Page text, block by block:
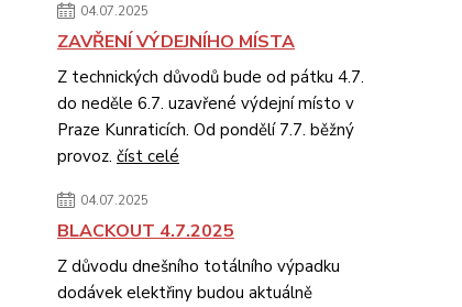
04.07.2025
ZAVŘENÍ VÝDEJNÍHO MÍSTA
Z technických důvodů bude od pátku 4.7.
do neděle 6.7. uzavřené výdejní místo v
Praze Kunraticích. Od pondělí 7.7. běžný
provoz. číst celé
04.07.2025
BLACKOUT 4.7.2025
Z důvodu dnešního totálního výpadku
dodávek elektřiny budou aktuálně